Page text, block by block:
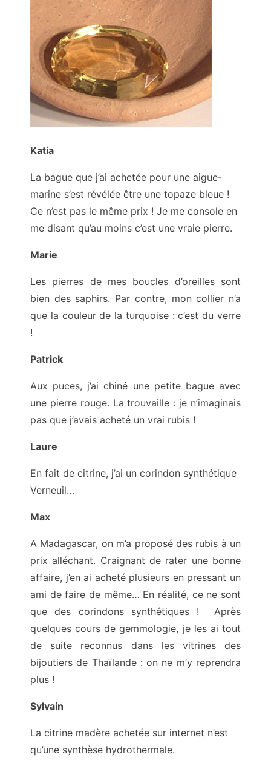
Katia
La bague que j’ai achetée pour une aigue-
marine s’est révélée être une topaze bleue !
Ce n’est pas le même prix ! Je me console en
me disant qu’au moins c’est une vraie pierre.
Marie
Les pierres de mes boucles d’oreilles sont
bien des saphirs. Par contre, mon collier n’a
que la couleur de la turquoise : c’est du verre
!
Patrick
Aux puces, j’ai chiné une petite bague avec
une pierre rouge. La trouvaille : je n’imaginais
pas que j’avais acheté un vrai rubis !
Laure
En fait de citrine, j’ai un corindon synthétique
Verneuil…
Max
A Madagascar, on m’a proposé des rubis à un
prix alléchant. Craignant de rater une bonne
affaire, j’en ai acheté plusieurs en pressant un
ami de faire de même… En réalité, ce ne sont
que des corindons synthétiques ! Après
quelques cours de gemmologie, je les ai tout
de suite reconnus dans les vitrines des
bijoutiers de Thaïlande : on ne m’y reprendra
plus !
Sylvain
La citrine madère achetée sur internet n’est
qu’une synthèse hydrothermale.